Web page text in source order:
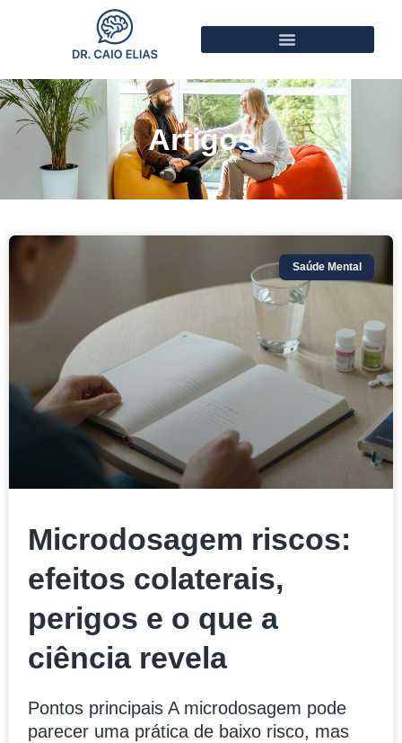
Artigos
Saúde Mental
Microdosagem riscos:
efeitos colaterais,
perigos e o que a
ciência revela
Pontos principais A microdosagem pode
parecer uma prática de baixo risco, mas